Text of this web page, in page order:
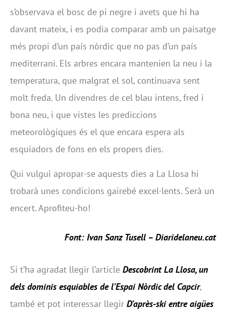
s’observava el bosc de pi negre i avets que hi ha
davant mateix, i es podia comparar amb un paisatge
més propi d’un país nòrdic que no pas d’un país
mediterrani. Els arbres encara mantenien la neu i la
temperatura, que malgrat el sol, continuava sent
molt freda. Un divendres de cel blau intens, fred i
bona neu, i que vistes les prediccions
meteorològiques és el que encara espera als
esquiadors de fons en els propers dies.
Qui vulgui apropar-se aquests dies a La Llosa hi
trobarà unes condicions gairebé excel·lents. Serà un
encert. Aprofiteu-ho!
Font: Ivan Sanz Tusell – Diaridelaneu.cat
Si t’ha agradat llegir l’article Descobrint La Llosa, un
dels dominis esquiables de l’Espai Nòrdic del Capcir,
també et pot interessar llegir D’après-ski entre aigües